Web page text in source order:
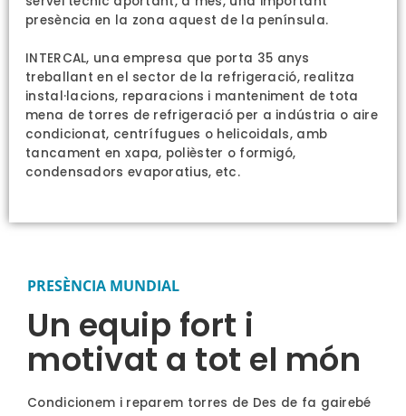
presència en la zona aquest de la península.
INTERCAL, una empresa que porta 35 anys
treballant en el sector de la refrigeració, realitza
instal·lacions, reparacions i manteniment de tota
mena de torres de refrigeració per a indústria o aire
condicionat, centrífugues o helicoidals, amb
tancament en xapa, polièster o formigó,
condensadors evaporatius, etc.
PRESÈNCIA MUNDIAL
Un equip fort i
motivat a tot el món
Condicionem i reparem torres de Des de fa gairebé